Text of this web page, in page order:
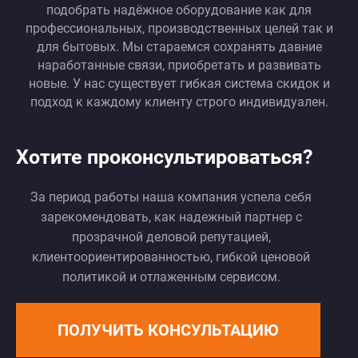
подобрать надёжное оборудование как для
профессиональных, производственных целей так и
для бытовых. Мы стараемся сохранять давние
наработанные связи, приобретать и развивать
новые. У нас существует гибкая система скидок и
подход к каждому клиенту строго индивидуален.
Хотите проконсультироваться?
За период работы наша компания успела себя
зарекомендовать, как надежный партнер с
прозрачной деловой репутацией,
клиентоориентированностью, гибкой ценовой
политикой и отлаженным сервисом.
ПОЛУЧИТЬ КОНСУЛЬТАЦИЮ